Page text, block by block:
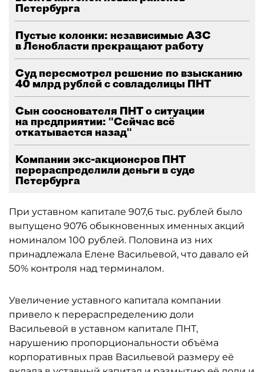
Петербурга
Пустые колонки: независимые АЗС
в Ленобласти прекращают работу
Суд пересмотрел решение по взысканию
40 млрд рублей с совладелицы ПНТ
Сын сооснователя ПНТ о ситуации
на предприятии: "Сейчас всё
откатывается назад"
Компании экс-акционеров ПНТ
перераспределили деньги в суде
Петербурга
При уставном капитале 907,6 тыс. рублей было
выпущено 9076 обыкновенных именных акций
номиналом 100 рублей. Половина из них
принадлежала Елене Васильевой, что давало ей
50% контроля над терминалом.
Увеличение уставного капитала компании
привело к перераспределению доли
Васильевой в уставном капитале ПНТ,
нарушению пропорциональности объёма
корпоративных прав Васильевой размеру её